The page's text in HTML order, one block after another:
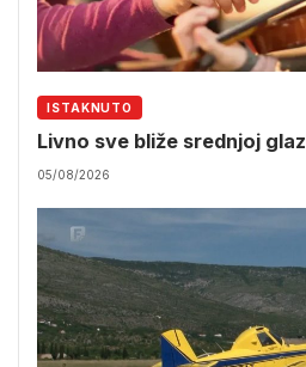
ISTAKNUTO
Livno sve bliže srednjoj
05/08/2026